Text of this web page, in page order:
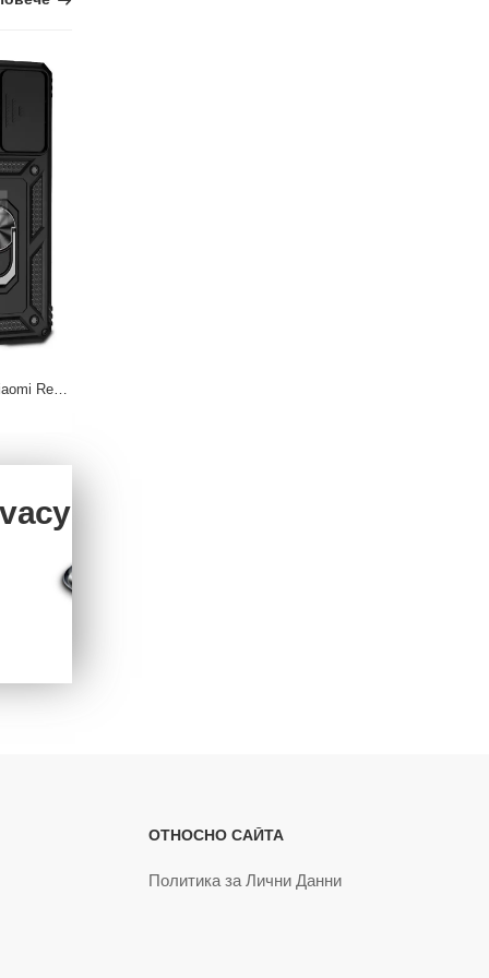
Хибриден Кейс с Капак и Ринг за Xiaomi Redmi Note 11 Pro 5G
ОТНОСНО САЙТА
Политика за Лични Данни